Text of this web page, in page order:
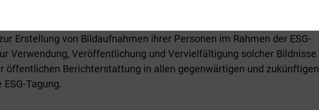
Erstellung von Bildaufnahmen ihrer Personen im Rahmen der ESG-
Verwendung, Veröffentlichung und Vervielfältigung solcher Bildnisse
öffentlichen Berichterstattung in allen gegenwärtigen und zukünftigen
Tagung.